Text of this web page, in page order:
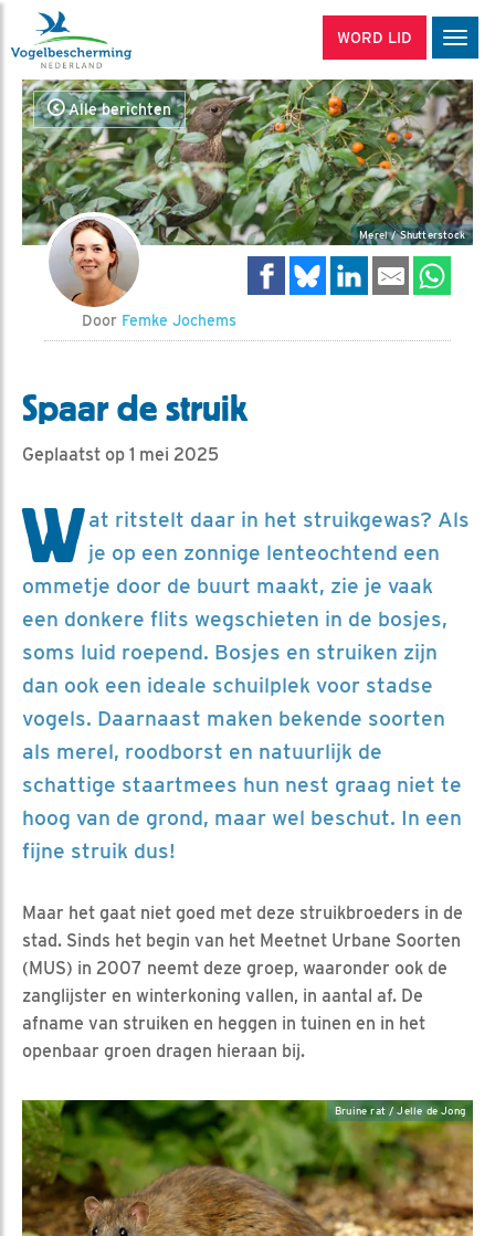
WORD LID
Alle berichten
Merel / Shutterstock
Door Femke Jochems
Spaar de struik
Geplaatst op 1 mei 2025
Wat ritstelt daar in het struikgewas? Als
je op een zonnige lenteochtend een
ommetje door de buurt maakt, zie je vaak
een donkere flits wegschieten in de bosjes,
soms luid roepend. Bosjes en struiken zijn
dan ook een ideale schuilplek voor stadse
vogels. Daarnaast maken bekende soorten
als merel, roodborst en natuurlijk de
schattige staartmees hun nest graag niet te
hoog van de grond, maar wel beschut. In een
fijne struik dus!
Maar het gaat niet goed met deze struikbroeders in de
stad. Sinds het begin van het Meetnet Urbane Soorten
(MUS) in 2007 neemt deze groep, waaronder ook de
zanglijster en winterkoning vallen, in aantal af. De
afname van struiken en heggen in tuinen en in het
openbaar groen dragen hieraan bij.
Bruine rat / Jelle de Jong